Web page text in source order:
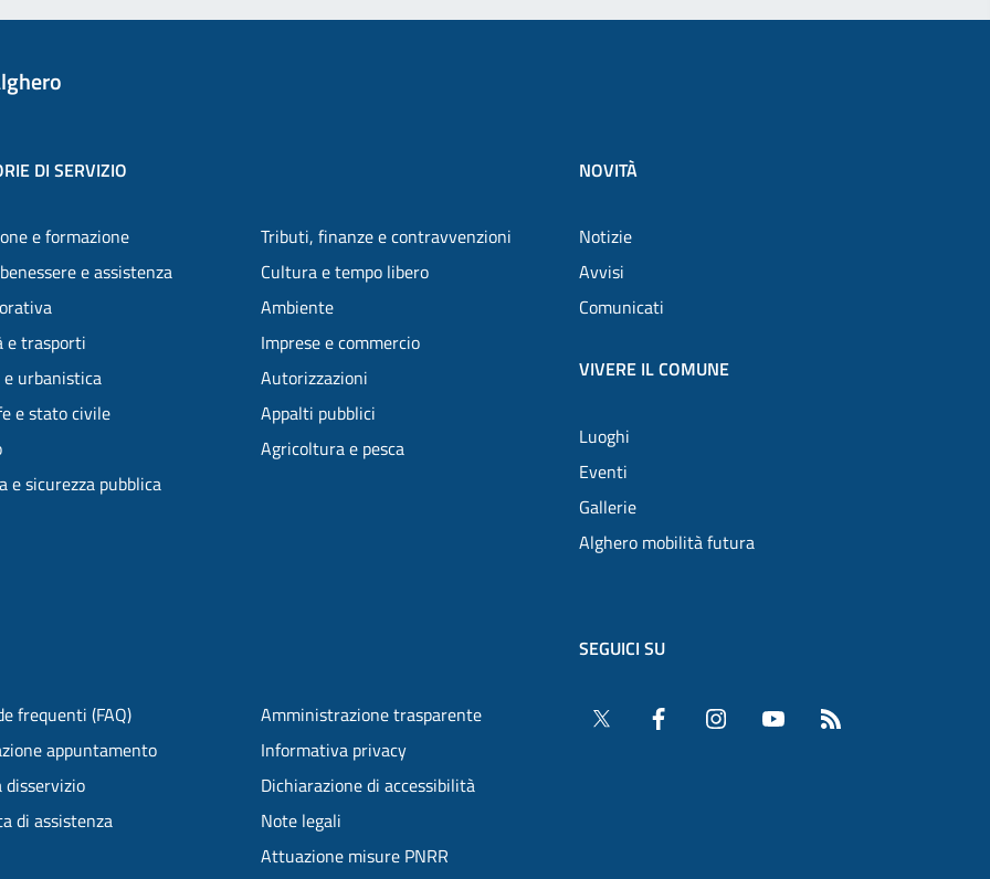
DI SERVIZIO
e formazione
e assistenza
e trasporti
urbanistica
e stato civile
e sicurezza pubblica
Tributi, finanze e contravvenzioni
Cultura e tempo libero
Ambiente
Imprese e commercio
Autorizzazioni
Appalti pubblici
Agricoltura e pesca
NOVITÀ
Notizie
Avvisi
Comunicati
VIVERE IL COMUNE
Luoghi
Eventi
Gallerie
Alghero mobilità futura
frequenti (FAQ)
appuntamento
disservizio
di assistenza
Amministrazione trasparente
Informativa privacy
Dichiarazione di accessibilità
Note legali
Attuazione misure PNRR
SEGUICI SU
Twitter Facebook InstagramYouTube